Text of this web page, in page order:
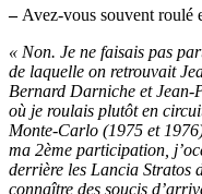
–Avez-vous souvent roulé
« Non. Je ne faisais pas
de laquelle on retrouvait
Bernard Darniche et Jean-
où je roulais plutôt en
Monte-Carlo (1975 et
ma 2ème participation,
derrière les Lancia Stratos
connaître des soucis